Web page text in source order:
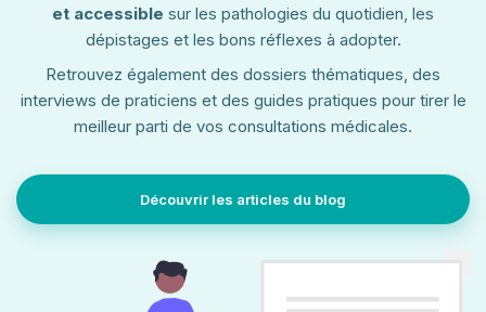
et accessible sur les pathologies du quotidien, les
dépistages et les bons réflexes à adopter.
Retrouvez également des dossiers thématiques, des
interviews de praticiens et des guides pratiques pour tirer le
meilleur parti de vos consultations médicales.
Découvrir les articles du blog